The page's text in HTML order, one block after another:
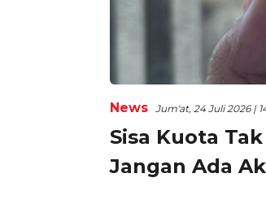
News Jum'at, 24 Juli 2026 |
Sisa Kuota
Jangan Ada